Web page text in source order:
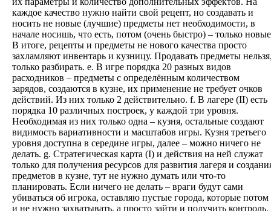
каждое качество нужно найти свой рецепт, но создавать и
носить не новые (лучшие) предметы нет необходимости, в
начале носишь, что есть, потом (очень быстро) – только
В итоге, рецепты и предметы не нового качества просто
захламляют инвентарь и кузницу. Продавать предметы
только разбирать. e. В игре порядка 20 разных видов
расходников – предметы с определённым количеством
зарядов, создаются в кузне, их применение не требует очков
действий. Из них только 2 действительно. f. В лагере (II) есть
порядка 10 различных построек, у каждой три уровня.
Необходимая из них только одна – кузня, остальные создают
видимость вариативности и масштабов игры. Кузня третьего
уровня доступна в середине игры, далее – можно ничего не
делать. g. Стратегическая карта (I) и действия на ней служат
только для получения ресурсов для развития лагеря и
предметов в кузне, тут не нужно думать или что-то
планировать. Если ничего не делать – враги будут сами
убиваться об игрока, оставляю пустые города, которые потом
и не нужно захватывать, а просто зайти и получить контроль.